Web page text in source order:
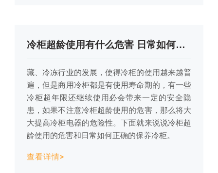
冷柜超龄使用有什么危害 日常如何正确保养冷柜？
藏、冷冻行业的发展，使得冷柜的使用越来越普
遍，但是商用冷柜都是有使用寿命期的，有一些
冷柜超年限还继续使用必会带来一定的安全隐
患，如果不注意冷柜超龄使用的危害，那么将大
大提高冷柜电器的危险性。下面就来说说冷柜超
龄使用的危害和日常如何正确的保养冷柜。
查看详情>